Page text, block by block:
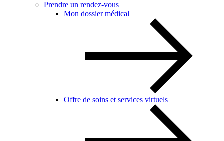
Prendre un rendez-vous
Mon dossier médical
Offre de soins et services virtuels